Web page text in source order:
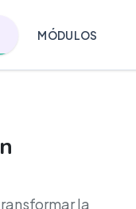
MÓDULOS
la